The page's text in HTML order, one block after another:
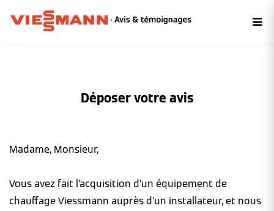
Déposer votre avis
Madame, Monsieur,
Vous avez fait l’acquisition d’un équipement de
chauffage Viessmann auprès d’un installateur, et nous